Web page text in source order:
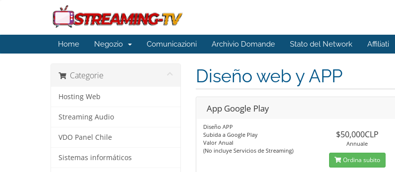
Home Negozio Comunicazioni Archivio Domande Stato del Network Affiliati
Categorie
Hosting Web
Streaming Audio
VDO Panel Chile
Sistemas informáticos
Diseño web y APP
App Google Play
Diseño APP
Subida a Google Play
Valor Anual
(No incluye Servicios de Streaming)
$50,000CLP
Annuale
Ordina subito